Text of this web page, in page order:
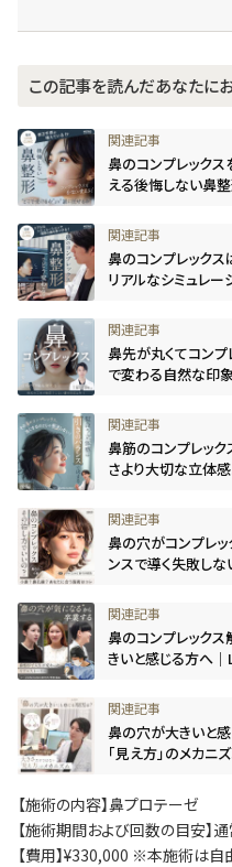
この記事を読んだあなたに
鼻のコンプレック
える後悔しない鼻
鼻のコンプレック
リアルなシミュレー
鼻先が丸くてコンプ
で変わる自然な印
鼻筋のコンプレック
さより大切な立体
鼻の穴がコンプレ
ンスで導く失敗し
鼻のコンプレック
きいと感じる方へ
鼻の穴が大きいと
「見え方」のメカニ
【施術の内容】鼻プロテーゼ
【施術期間および回数の目安】
【費用】¥330,000 ※本施術は自